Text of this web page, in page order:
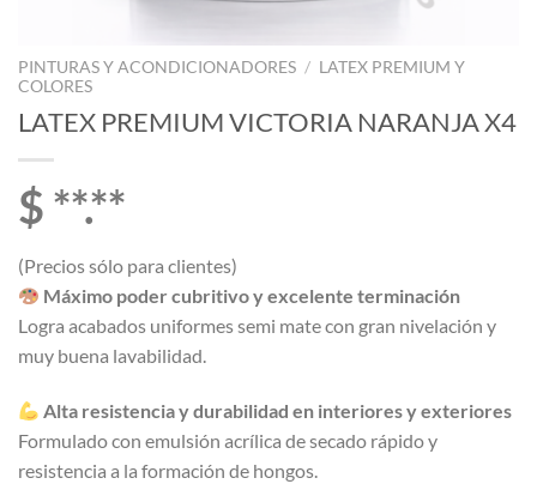
PINTURAS Y ACONDICIONADORES / LATEX PREMIUM Y
COLORES
LATEX PREMIUM VICTORIA NARANJA X4
$ **.**
(Precios sólo para clientes)
Máximo poder cubritivo y excelente terminación
Logra acabados uniformes semi mate con gran nivelación y
muy buena lavabilidad.
Alta resistencia y durabilidad en interiores y exteriores
Formulado con emulsión acrílica de secado rápido y
resistencia a la formación de hongos.